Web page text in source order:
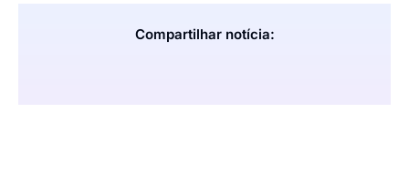
Compartilhar notícia: